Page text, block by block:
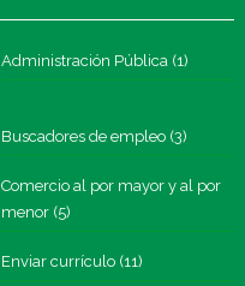
Administración Pública (1)
Buscadores de empleo (3)
Comercio al por mayor y al por
menor (5)
Enviar currículo (11)